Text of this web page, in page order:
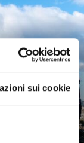
sui cookie
mozzafiato